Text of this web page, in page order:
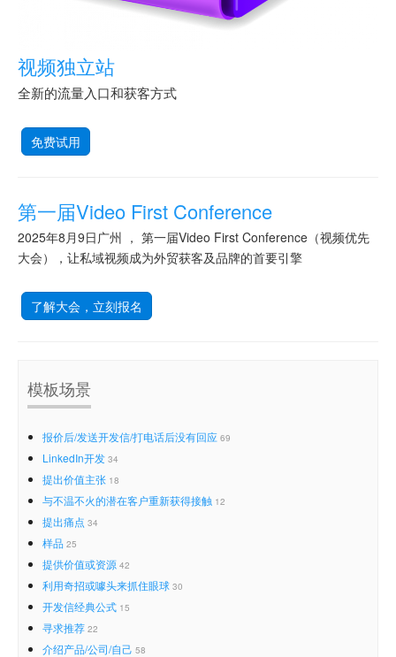
视频独立站
全新的流量入口和获客方式
免费试用
第一届Video First Conference
2025年8月9日广州 ， 第一届Video First Conference（视频优先
大会），让私域视频成为外贸获客及品牌的首要引擎
了解大会，立刻报名
模板场景
报价后/发送开发信/打电话后没有回应 69
LinkedIn开发 34
提出价值主张 18
与不温不火的潜在客户重新获得接触 12
提出痛点 34
样品 25
提供价值或资源 42
利用奇招或噱头来抓住眼球 30
开发信经典公式 15
寻求推荐 22
介绍产品/公司/自己 58